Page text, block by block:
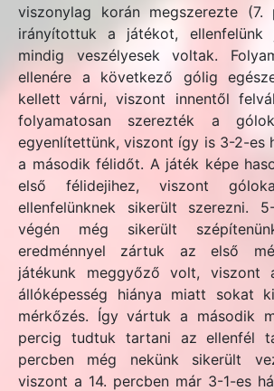
viszonylag korán megszerezte (7.
irányítottuk a játékot, ellenfelünk
mindig veszélyesek voltak.
ellenére a következő gólig
kellett várni, viszont innentől
folyamatosan szerezték a
egyenlítettünk, viszont így is 3-2-es
a második félidőt. A játék képe
első félidejihez, viszont
ellenfelünknek sikerült szerezni.
végén még sikerült
eredménnyel zártuk az első
játékunk meggyőző volt,
állóképesség hiánya miatt sokat
mérkőzés. Így vártuk a második
percig tudtuk tartani az ellenfél
percben még nekünk sikerült
viszont a 14. percben már 3-1-es